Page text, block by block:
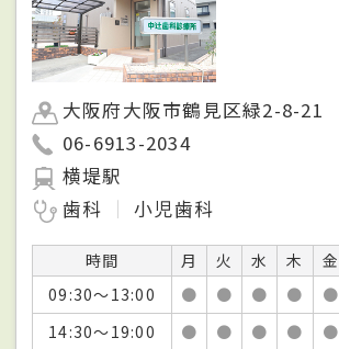
大阪府大阪市鶴見区緑2-8-21
06-6913-2034
横堤駅
歯科
小児歯科
時間 月 火 水 木 金
09:30～13:00
● ● ● ● ●
14:30～19:00
● ● ● ● ●